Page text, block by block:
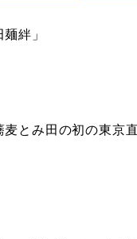
絆」
とみ田の初の東京